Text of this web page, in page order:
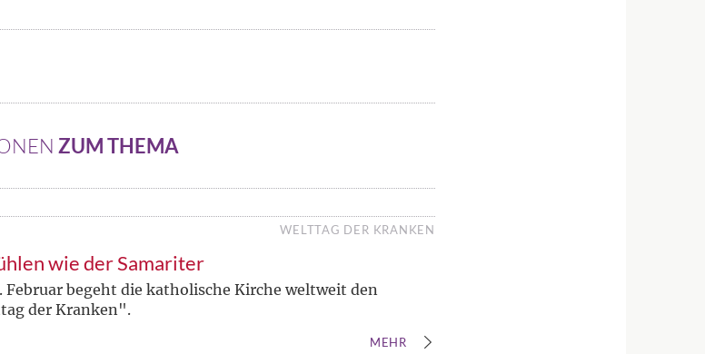
ZUM THEMA
WELTTAG DER KRANKEN
wie der Samariter
Februar begeht die katholische Kirche weltweit den
der Kranken".
MEHR